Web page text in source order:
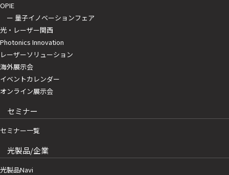
OPIE
ー 量子イノベーションフェア
光・レーザー関西
Photonics Innovation
レーザーソリューション
海外展示会
イベントカレンダー
オンライン展示会
セミナー
セミナー一覧
光製品/企業
光製品Navi